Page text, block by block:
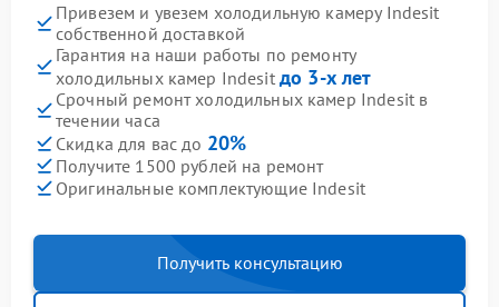
Привезем и увезем холодильную камеру Indesit
собственной доставкой
Гарантия на наши работы по ремонту
холодильных камер Indesit до 3-х лет
Срочный ремонт холодильных камер Indesit в
течении часа
Скидка для вас до 20%
Получите 1500 рублей на ремонт
Оригинальные комплектующие Indesit
Получить консультацию